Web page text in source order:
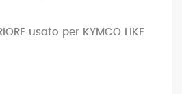
usato per KYMCO LIKE